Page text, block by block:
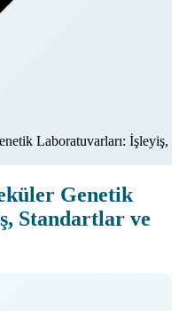
Laboratuvarları: İşleyiş,
Genetik
Standartlar ve